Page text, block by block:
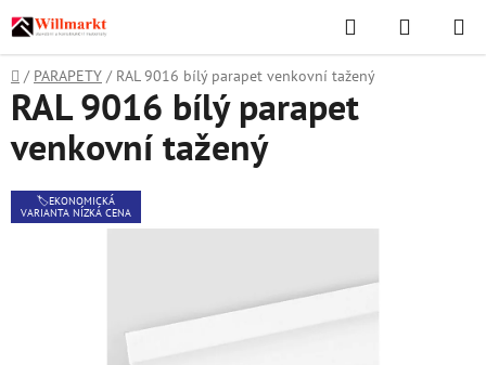
Přejít
na
obsah
Hledat
KOŠÍK
Domů
/ PARAPETY / RAL 9016 bílý parapet venkovní tažený
RAL 9016 bílý parapet
venkovní tažený
🏷️EKONOMICKÁ
VARIANTA NÍZKÁ CENA